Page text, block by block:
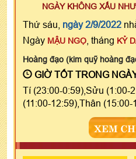
NGÀY KHÔNG XẤU
Thứ sáu, ngày 2/9/2022
Ngày MẬU NGỌ , tháng KỶ
Hoàng đạo (kim quỹ hoàng
GIỜ TỐT TRONG
Tí (23:00-0:59),Sửu (1:00-
(11:00-12:59),Thân
XEM